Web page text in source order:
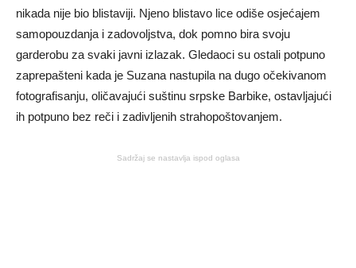
nikada nije bio blistaviji. Njeno blistavo lice odiše osjećajem
samopouzdanja i zadovoljstva, dok pomno bira svoju
garderobu za svaki javni izlazak. Gledaoci su ostali potpuno
zaprepašteni kada je Suzana nastupila na dugo očekivanom
fotografisanju, oličavajući suštinu srpske Barbike, ostavljajući
ih potpuno bez reči i zadivljenih strahopoštovanjem.
Sadržaj se nastavlja ispod oglasa